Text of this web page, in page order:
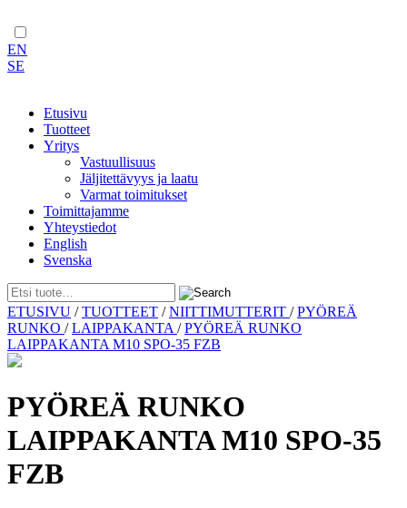
EN
SE
Etusivu
Tuotteet
Yritys
Vastuullisuus
Jäljitettävyys ja laatu
Varmat toimitukset
Toimittajamme
Yhteystiedot
English
Svenska
Skip
to
content
ETUSIVU /TUOTTEET /NIITTIMUTTERIT /PYÖREÄ
RUNKO /LAIPPAKANTA /PYÖREÄ RUNKO
LAIPPAKANTA M10 SPO-35 FZB
PYÖREÄ RUNKO
LAIPPAKANTA M10 SPO-35
FZB